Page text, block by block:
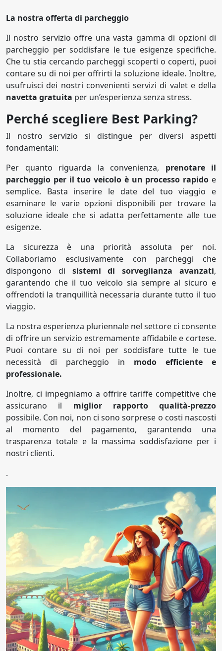
La nostra offerta di parcheggio
Il nostro servizio offre una vasta gamma di opzioni di
parcheggio per soddisfare le tue esigenze specifiche.
Che tu stia cercando parcheggi scoperti o coperti, puoi
contare su di noi per offrirti la soluzione ideale. Inoltre,
usufruisci dei nostri convenienti servizi di valet e della
navetta gratuita per un’esperienza senza stress.
Perché scegliere Best Parking?
Il nostro servizio si distingue per diversi aspetti
fondamentali:
Per quanto riguarda la convenienza, prenotare il
parcheggio per il tuo veicolo è un processo rapido e
semplice. Basta inserire le date del tuo viaggio e
esaminare le varie opzioni disponibili per trovare la
soluzione ideale che si adatta perfettamente alle tue
esigenze.
La sicurezza è una priorità assoluta per noi.
Collaboriamo esclusivamente con parcheggi che
dispongono di sistemi di sorveglianza avanzati,
garantendo che il tuo veicolo sia sempre al sicuro e
offrendoti la tranquillità necessaria durante tutto il tuo
viaggio.
La nostra esperienza pluriennale nel settore ci consente
di offrire un servizio estremamente affidabile e cortese.
Puoi contare su di noi per soddisfare tutte le tue
necessità di parcheggio in modo efficiente e
professionale.
Inoltre, ci impegniamo a offrire tariffe competitive che
assicurano il miglior rapporto qualità-prezzo
possibile. Con noi, non ci sono sorprese o costi nascosti
al momento del pagamento, garantendo una
trasparenza totale e la massima soddisfazione per i
nostri clienti.
.